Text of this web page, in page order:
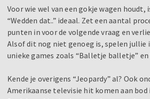
Voor wie wel van een gokje wagen houdt,
“Wedden dat..” ideaal. Zet een aantal
punten in voor de volgende vraag en
Alsof dit nog niet genoeg is, spelen jullie
unieke games zoals “Balletje balletje” en
Kende je overigens “Jeopardy” al? Ook
Amerikaanse televisie hit komen aan bod